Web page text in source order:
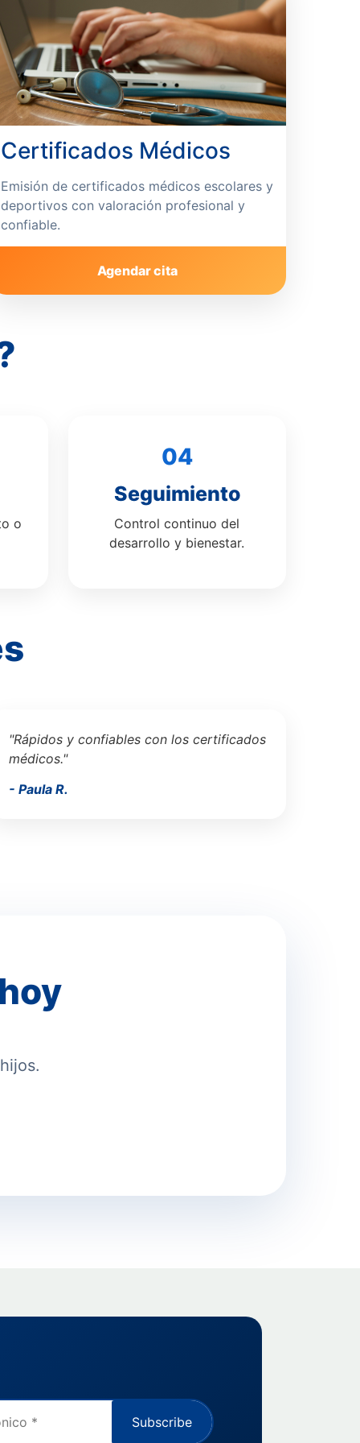
Certificados Médicos
Emisión de certificados médicos escolares y
deportivos con valoración profesional y
confiable.
Agendar cita
o
04
Seguimiento
Control continuo del
desarrollo y bienestar.
"Rápidos y confiables con los certificados
médicos."
- Paula R.
Subscribe